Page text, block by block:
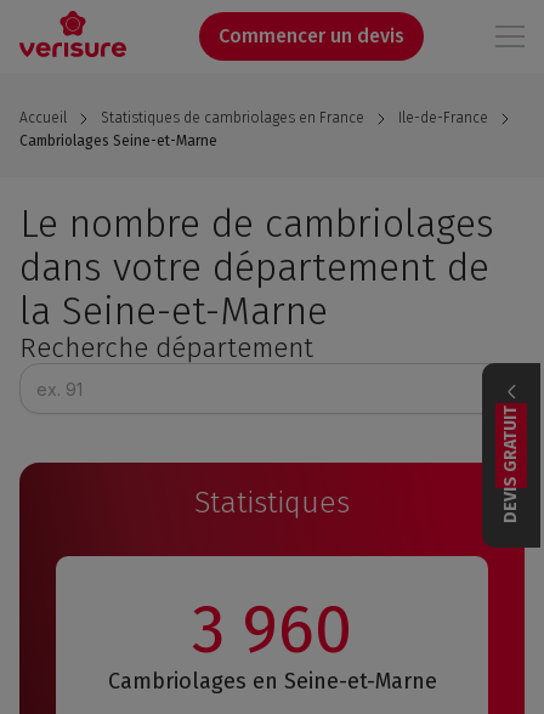
contenu
Commencer un devis
Accueil Statistiques de cambriolages en France
Ile-de-France
Cambriolages Seine-et-Marne
DEVIS GRATUIT
Le nombre de cambriolages
dans votre département de
la Seine-et-Marne
Recherche département
Statistiques
3 960
Cambriolages en Seine-et-Marne